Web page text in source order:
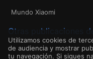
Mundo Xiaomi
Otras publicaciones
Utilizamos cookies de
de audiencia y mostrar
tu navegación. Si sigues